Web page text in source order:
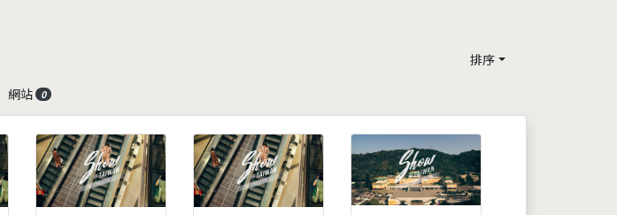
排序
網站 0